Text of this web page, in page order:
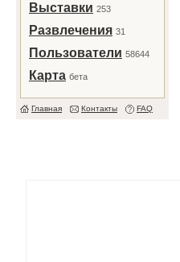
Выставки 253
Развлечения 31
Пользователи 58644
Карта бета
Главная Контакты FAQ